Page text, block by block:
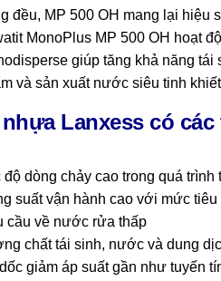
đều, MP 500 OH mang lại hiệu
MonoPlus MP 500 OH hoạt
giúp tăng khả năng
và sản xuất nước siêu tinh
nhựa Lanxess có
độ dòng chảy cao trong quá trình
suất vận hành cao với mức
cầu về nước rửa thấp
chất tái sinh, nước và dung
giảm áp suất gần như tuyến